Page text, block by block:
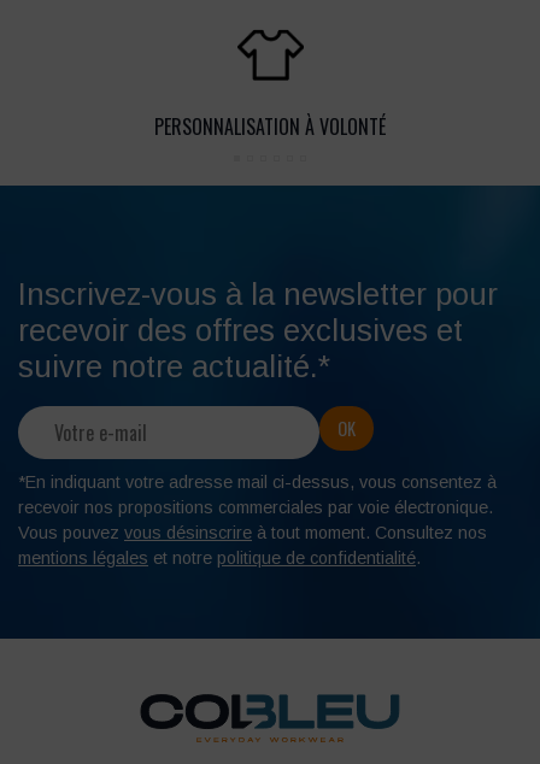
PERSONNALISATION À VOLONTÉ
Inscrivez-vous à la newsletter pour
recevoir des offres exclusives et
suivre notre actualité.*
*En indiquant votre adresse mail ci-dessus, vous consentez à
recevoir nos propositions commerciales par voie électronique.
Vous pouvez vous désinscrire à tout moment. Consultez nos
mentions légales et notre politique de confidentialité.